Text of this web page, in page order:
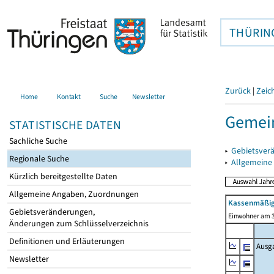
Home Kontakt Suche Newsletter
STATISTISCHE DATEN
Sachliche Suche
Regionale Suche
Kürzlich bereitgestellte Daten
Allgemeine Angaben, Zuordnungen
Gebietsveränderungen,
Änderungen zum Schlüsselverzeichnis
Definitionen und Erläuterungen
Newsletter
Zurück |
▸
▸
Einwohner am